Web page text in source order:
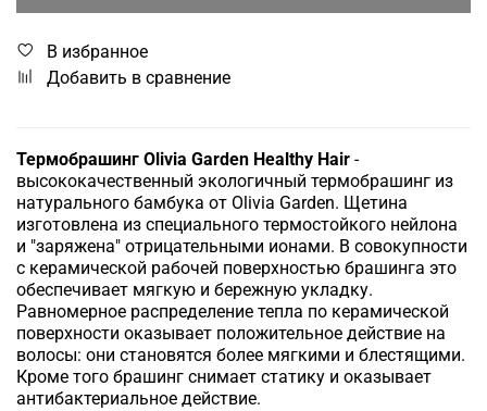
В избранное
Добавить в сравнение
Термобрашинг Olivia Garden Healthy Hair -
высококачественный экологичный термобрашинг из
натурального бамбука от Olivia Garden. Щетина
изготовлена из специального термостойкого нейлона
и "заряжена" отрицательными ионами. В совокупности
с керамической рабочей поверхностью брашинга это
обеспечивает мягкую и бережную укладку.
Равномерное распределение тепла по керамической
поверхности оказывает положительное действие на
волосы: они становятся более мягкими и блестящими.
Кроме того брашинг снимает статику и оказывает
антибактериальное действие.